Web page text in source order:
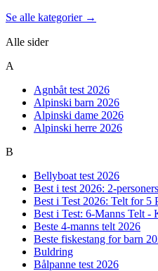
Se alle kategorier →
Alle sider
A
Agnbåt test 2026
Alpinski barn 2026
Alpinski dame 2026
Alpinski herre 2026
B
Bellyboat test 2026
Best i test 2026: 2-
Best i Test 2026: Telt for 5
Best i Test: 6-Manns Telt -
Beste 4-manns telt 2026
Beste fiskestang for barn
Buldring
Bålpanne test 2026